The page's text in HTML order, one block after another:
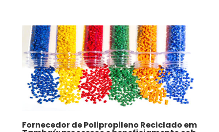
Fornecedor de Polipropileno Reciclado em